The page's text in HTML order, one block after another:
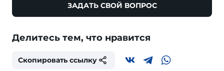
ЗАДАТЬ СВОЙ ВОПРОС
Делитесь тем, что нравится
Скопировать ссылку